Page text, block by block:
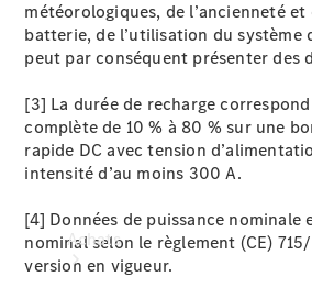
Achats
météorologiques, de l’ancienneté et
batterie, de l’utilisation du système
peut par conséquent présenter des
[3] La durée de recharge
complète de 10 % à 80 % sur une
rapide DC avec tension
intensité d’au moins 300 A.
[4] Données de puissance nominale
nominal selon le règlement (CE)
version en vigueur.